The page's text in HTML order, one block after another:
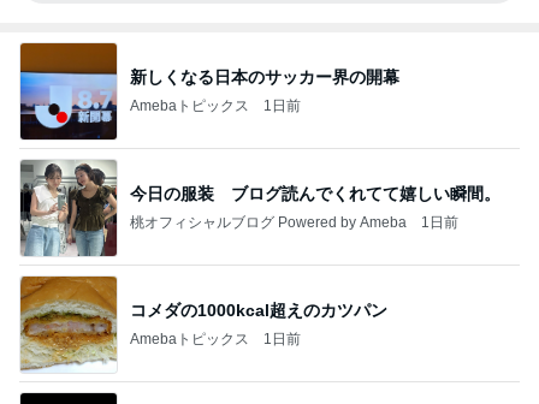
新しくなる日本のサッカー界の開幕
Amebaトピックス 1日前
今日の服装 ブログ読んでくれてて嬉しい瞬間。
桃オフィシャルブログ Powered by Ameba 1日前
コメダの1000kcal超えのカツパン
Amebaトピックス 1日前